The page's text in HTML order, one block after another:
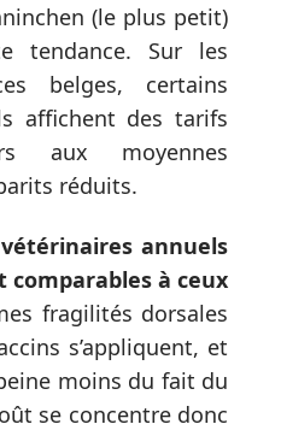
(le plus petit)
tendance. Sur les
belges, certains
affichent des tarifs
aux moyennes
réduits.
annuels
à ceux
fragilités dorsales
s’appliquent, et
moins du fait du
se concentre donc